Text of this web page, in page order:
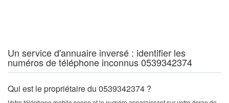
Un service d'annuaire inversé : identifier les
numéros de téléphone inconnus 0539342374
Qui est le propriétaire du 0539342374 ?